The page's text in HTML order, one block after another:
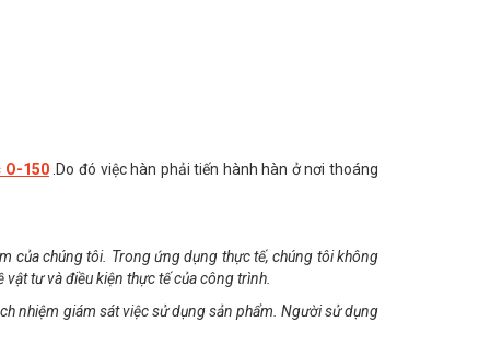
O-150.Do đó việc hàn phải tiến hành hàn ở nơi thoáng
của chúng tôi. Trong ứng dụng thực tế, chúng tôi không
tư và điều kiện thực tế của công trình.
nhiệm giám sát việc sử dụng sản phẩm. Người sử dụng